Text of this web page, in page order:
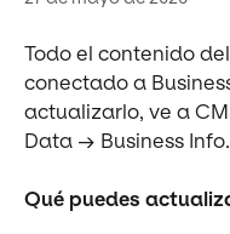
Todo el contenido
conectado a
actualizarlo, ve a
Data → Business Info.
Qué puedes